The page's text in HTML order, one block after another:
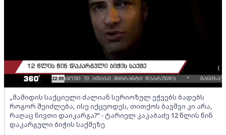
„მამიდის საქციელი ძალიან სერიოზულ ეჭვებს ბადებს
როგორ შეიძლება, ისე იქცეოდეს, თითქოს ბავშვი კი არა,
რაღაც ნივთი დაიკარგა?“ - ტარიელ კაკაბაძე 12 წლის წინ
დაკარგული ბიჭის საქმეზე